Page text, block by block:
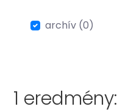
archív (0)
1 eredmény: